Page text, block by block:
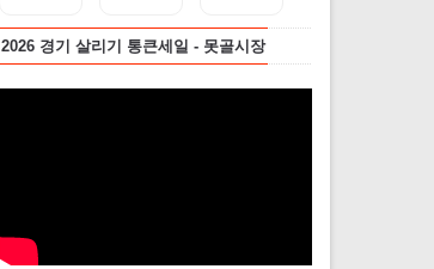
2026 경기 살리기 통큰세일 - 못골시장